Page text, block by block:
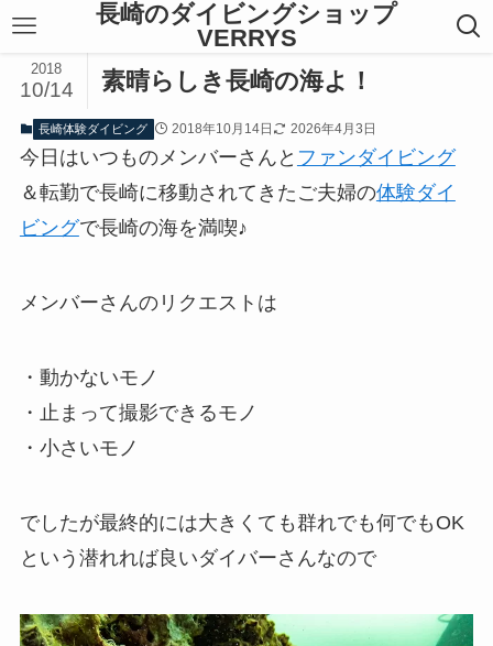
長崎のダイビングショップ
VERRYS
素晴らしき長崎の海よ！
2018
10/14
長崎体験ダイビング 2018年10月14日 2026年4月3日
今日はいつものメンバーさんと ファンダイビング
＆転勤で長崎に移動されてきたご夫婦の体験ダイ
ビングで長崎の海を満喫♪
メンバーさんのリクエストは
・動かないモノ
・止まって撮影できるモノ
・小さいモノ
でしたが最終的には大きくても群れでも何でもOK
という潜れれば良いダイバーさんなので